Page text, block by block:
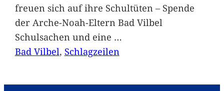
freuen sich auf ihre Schultüten – Spende
der Arche-Noah-Eltern Bad Vilbel
Schulsachen und eine …
Bad Vilbel, Schlagzeilen